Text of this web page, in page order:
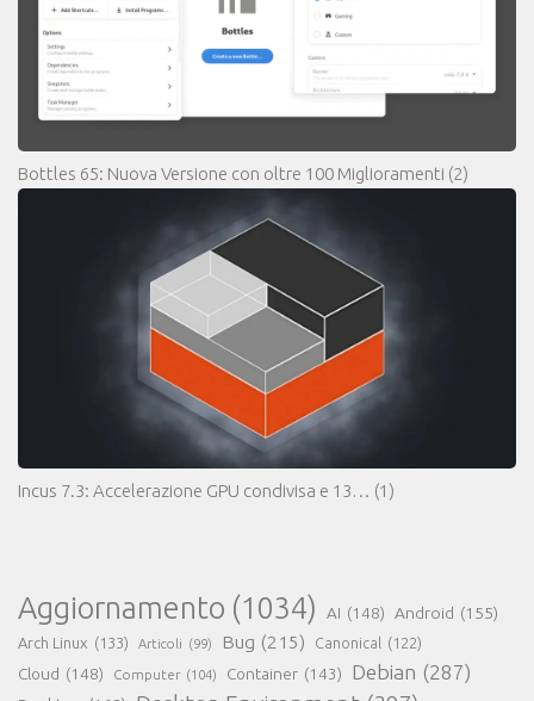
Bottles 65: Nuova Versione con oltre 100 Miglioramenti (2)
Incus 7.3: Accelerazione GPU condivisa e 13… (1)
Aggiornamento (1034) AI (148) Android (155)
Arch Linux (133) Articoli (99) Bug (215) Canonical (122)
Cloud (148) Computer (104) Container (143) Debian (287)